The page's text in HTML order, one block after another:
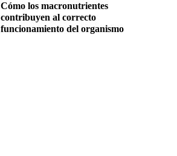
Cómo los macronutrientes
contribuyen al correcto
funcionamiento del organismo